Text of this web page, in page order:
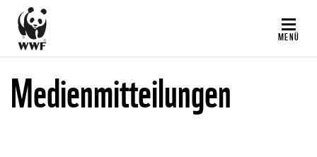
Direkt
zum
Inhalt
MENÜ
Medienmitteilungen